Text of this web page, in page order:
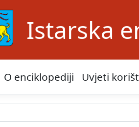
Istarska
O enciklopediji Uvjeti